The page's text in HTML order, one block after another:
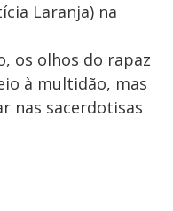
Laranja) na
os olhos do rapaz
à multidão, mas
nas sacerdotisas